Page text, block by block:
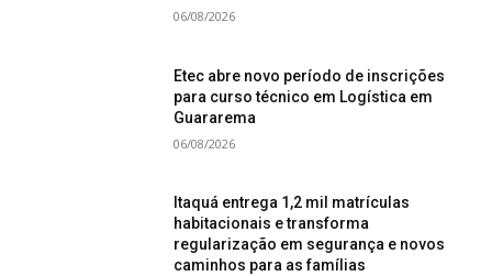
06/08/2026
Etec abre novo período de inscrições
para curso técnico em Logística em
Guararema
06/08/2026
Itaquá entrega 1,2 mil matrículas
habitacionais e transforma
regularização em segurança e novos
caminhos para as famílias